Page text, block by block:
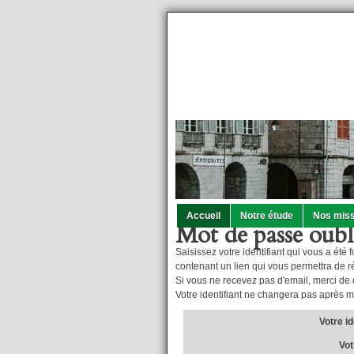
Accueil Notre étude Nos
Mot de passe
Saisissez votre identifiant qui vous a été
contenant un lien qui vous permettra de
Si vous ne recevez pas d'email, merci
Votre identifiant ne changera pas après
Votre